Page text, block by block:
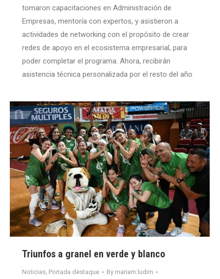
tomaron capacitaciones en Administración de
Empresas, mentoría con expertos, y asistieron a
actividades de networking con el propósito de crear
redes de apoyo en el ecosistema empresarial, para
poder completar el programa. Ahora, recibirán
asistencia técnica personalizada por el resto del año
Triunfos a granel en verde y blanco
Noticias, Portada destaque By mariam.ludim